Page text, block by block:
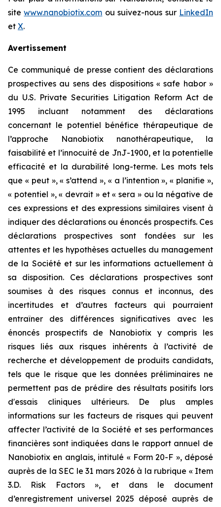
sitewww.nanobiotix.com ou suivez-nous sur LinkedIn
et X.
Avertissement
Ce communiqué de presse contient des déclarations
prospectives au sens des dispositions « safe habor »
du U.S. Private Securities Litigation Reform Act de
1995 incluant notamment des déclarations
concernant le potentiel bénéfice thérapeutique de
l’approche Nanobiotix nanothérapeutique, la
faisabilité et l’innocuité de JnJ-1900, et la potentielle
efficacité et la durabilité long-terme. Les mots tels
que « peut », « s’attend », « a l’intention », « planifie »,
« potentiel », « devrait » et « sera » ou la négative de
ces expressions et des expressions similaires visent à
indiquer des déclarations ou énoncés prospectifs. Ces
déclarations prospectives sont fondées sur les
attentes et les hypothèses actuelles du management
de la Société et sur les informations actuellement à
sa disposition. Ces déclarations prospectives sont
soumises à des risques connus et inconnus, des
incertitudes et d’autres facteurs qui pourraient
entraîner des différences significatives avec les
énoncés prospectifs de Nanobiotix y compris les
risques liés aux risques inhérents à l’activité de
recherche et développement de produits candidats,
tels que le risque que les données préliminaires ne
permettent pas de prédire des résultats positifs lors
d'essais cliniques ultérieurs. De plus amples
informations sur les facteurs de risques qui peuvent
affecter l’activité de la Société et ses performances
financières sont indiquées dans le rapport annuel de
Nanobiotix en anglais, intitulé « Form 20-F », déposé
auprès de la SEC le 31 mars 2026 à la rubrique « Item
3.D. Risk Factors », et dans le document
d’enregistrement universel 2025 déposé auprès de